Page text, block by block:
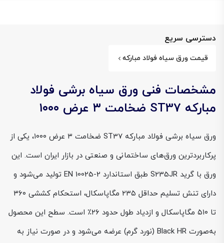
دسترسی سریع
قیمت ورق سیاه فولاد مبارکه
مشخصات فنی ورق سیاه برشی فولاد
مبارکه ST37 ضخامت ۳ عرض ۱۰۰۰
ورق سیاه برشی فولاد مبارکه ST37 ضخامت ۳ عرض ۱۰۰۰، یکی از
پرکاربردترین ورق‌های ساختمانی و صنعتی در بازار ایران است. این
ورق با گرید S235JR طبق استاندارد EN 10025-2 تولید می‌شود و
دارای تنش تسلیم حداقل ۲۳۵ مگاپاسکال، استحکام کششی ۳۶۰
تا ۵۱۰ مگاپاسکال و ازدیاد طول حدود ۲۶٪ است. سطح این محصول
به‌صورت Black HR (نورد گرم) عرضه می‌شود و در صورت نیاز به